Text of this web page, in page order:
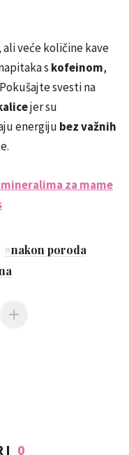
ali veće količine kave
s kofeinom,
svesti na
jer su
energiju bez važnih
za mame
#nakon poroda
0